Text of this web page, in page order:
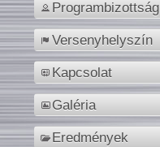
Programbizottság
Versenyhelyszín
Kapcsolat
Galéria
Eredmények